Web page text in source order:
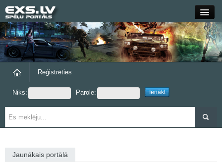
Close
Forums
Grupas
Reģistrēties
Niks: Parole:
Jaunākais portālā